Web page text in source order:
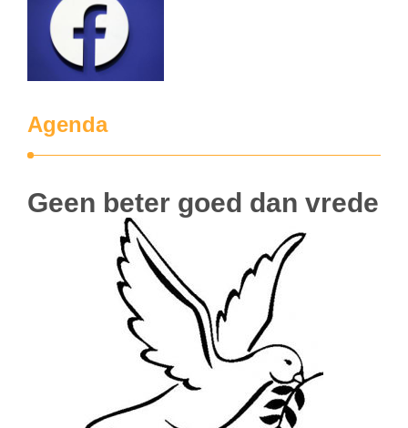
Agenda
Geen beter goed dan vrede